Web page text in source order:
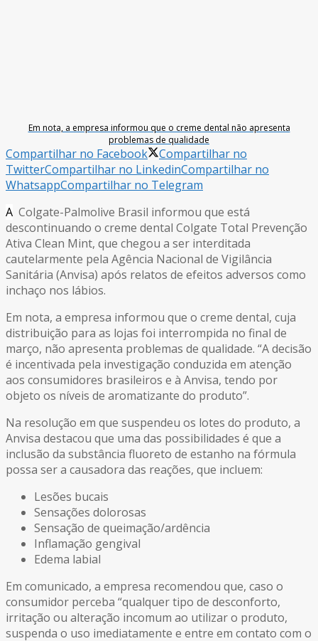
Em nota, a empresa informou que o creme dental não apresenta
problemas de qualidade
Compartilhar no Facebook
Compartilhar no
TwitterCompartilhar no LinkedinCompartilhar no
WhatsappCompartilhar no Telegram
A Colgate-Palmolive Brasil informou que está
descontinuando o creme dental Colgate Total Prevenção
Ativa Clean Mint, que chegou a ser interditada
cautelarmente pela Agência Nacional de Vigilância
Sanitária (Anvisa) após relatos de efeitos adversos como
inchaço nos lábios.
Em nota, a empresa informou que o creme dental, cuja
distribuição para as lojas foi interrompida no final de
março, não apresenta problemas de qualidade. “A decisão
é incentivada pela investigação conduzida em atenção
aos consumidores brasileiros e à Anvisa, tendo por
objeto os níveis de aromatizante do produto”.
Na resolução em que suspendeu os lotes do produto, a
Anvisa destacou que uma das possibilidades é que a
inclusão da substância fluoreto de estanho na fórmula
possa ser a causadora das reações, que incluem:
Lesões bucais
Sensações dolorosas
Sensação de queimação/ardência
Inflamação gengival
Edema labial
Em comunicado, a empresa recomendou que, caso o
consumidor perceba “qualquer tipo de desconforto,
irritação ou alteração incomum ao utilizar o produto,
suspenda o uso imediatamente e entre em contato com o